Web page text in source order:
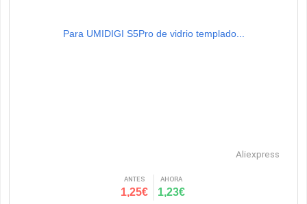
Para UMIDIGI S5Pro de vidrio templado...
Aliexpress
ANTES
1,25€
AHORA
1,23€